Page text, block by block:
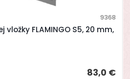
FLAMINGO S5, 20 mm,
9368
83,0 €